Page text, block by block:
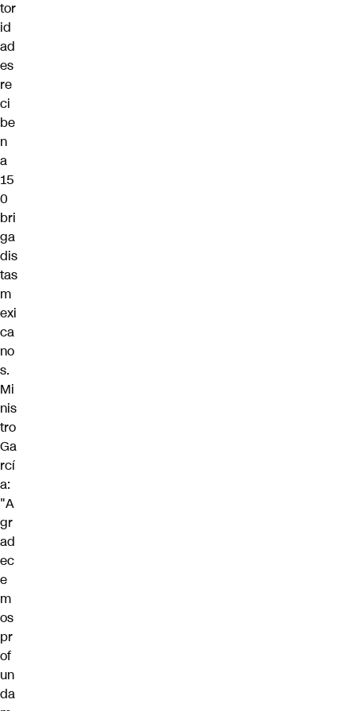
tor
id
ad
es
re
ci
be
n
a
15
0
bri
ga
dis
tas
m
exi
ca
no
s.
Mi
nis
tro
Ga
rcí
a:
"A
gr
ad
ec
e
m
os
pr
of
un
da